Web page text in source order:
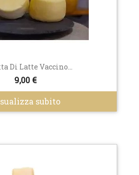
Di Latte Vaccino...
9,00 €
subito